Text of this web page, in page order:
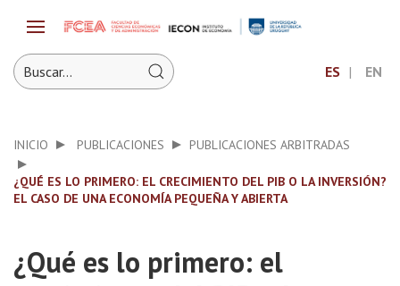
ES EN
INICIO PUBLICACIONES PUBLICACIONES ARBITRADAS
¿QUÉ ES LO PRIMERO: EL CRECIMIENTO DEL PIB O LA INVERSIÓN?
EL CASO DE UNA ECONOMÍA PEQUEÑA Y ABIERTA
¿Qué es lo primero: el